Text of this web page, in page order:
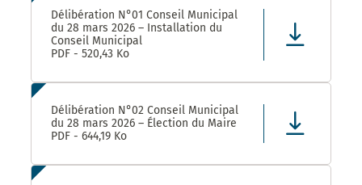
Délibération N°01 Conseil Municipal
du 28 mars 2026 – Installation du
Conseil Municipal
PDF - 520,43 Ko
Délibération N°02 Conseil Municipal
du 28 mars 2026 – Élection du Maire
PDF - 644,19 Ko